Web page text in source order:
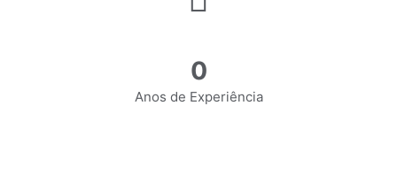
0
Anos de Experiência